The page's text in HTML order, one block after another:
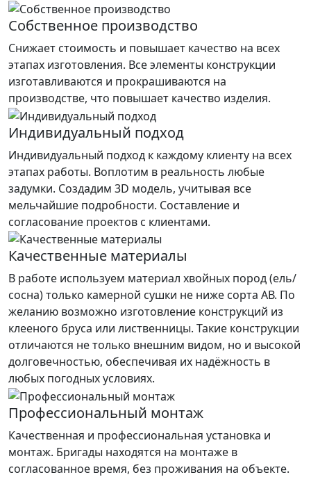
Собственное производство
Снижает стоимость и повышает качество на всех
этапах изготовления. Все элементы конструкции
изготавливаются и прокрашиваются на
производстве, что повышает качество изделия.
Индивидуальный подход
Индивидуальный подход к каждому клиенту на всех
этапах работы. Воплотим в реальность любые
задумки. Создадим 3D модель, учитывая все
мельчайшие подробности. Составление и
согласование проектов с клиентами.
Качественные материалы
В работе используем материал хвойных пород (ель/
сосна) только камерной сушки не ниже сорта АВ. По
желанию возможно изготовление конструкций из
клееного бруса или лиственницы. Такие конструкции
отличаются не только внешним видом, но и высокой
долговечностью, обеспечивая их надёжность в
любых погодных условиях.
Профессиональный монтаж
Качественная и профессиональная установка и
монтаж. Бригады находятся на монтаже в
согласованное время, без проживания на объекте.